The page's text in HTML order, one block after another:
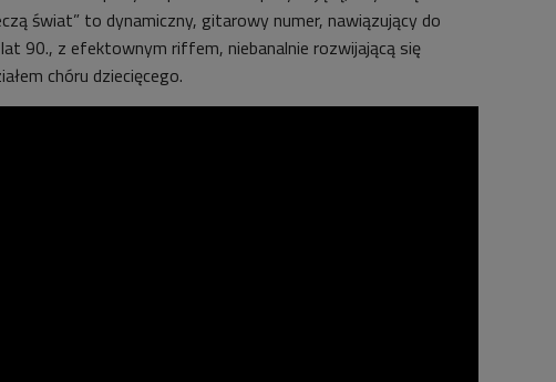
świat” to dynamiczny, gitarowy numer, nawiązujący do
90., z efektownym riffem, niebanalnie rozwijającą się
chóru dziecięcego.